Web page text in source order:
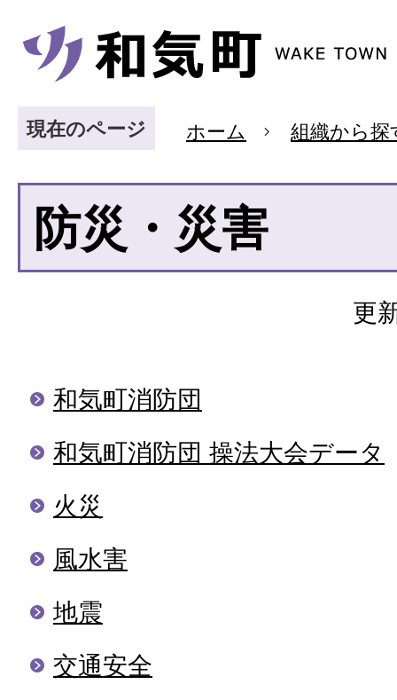
現在のページ ホーム 組織から探
防災・災害
更
和気町消防団
和気町消防団 操法大会データ
火災
風水害
地震
交通安全